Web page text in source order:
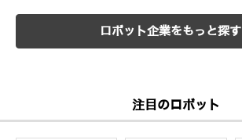
ロボット企業をもっと探す
注目のロボット